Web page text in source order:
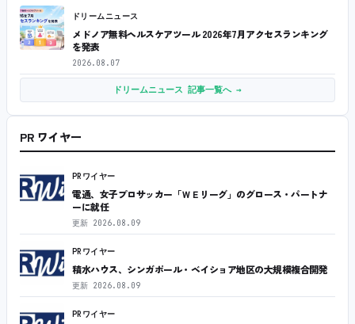
ドリームニュース
メドノア無料ヘルスケアツール 2026年7月アクセスランキング
を発表
2026.08.07
ドリームニュース 記事一覧へ →
PR ワイヤー
PRワイヤー
電通、女子プロサッカー「ＷＥリーグ」のグロース・パートナ
ーに就任
更新 2026.08.09
PRワイヤー
積水ハウス、シンガポール・ベイショア地区の大規模複合開発
更新 2026.08.09
PRワイヤー